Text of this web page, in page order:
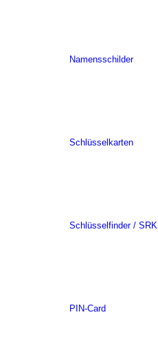
Namensschilder
Schlüsselkarten
Schlüsselfinder / SRK
PIN-Card